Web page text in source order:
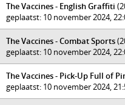
The Vaccines - English Graffiti
geplaatst: 10 november 2024,
The Vaccines - Combat Sports
geplaatst: 10 november 2024,
The Vaccines - Pick-Up Full of
geplaatst: 10 november 2024,